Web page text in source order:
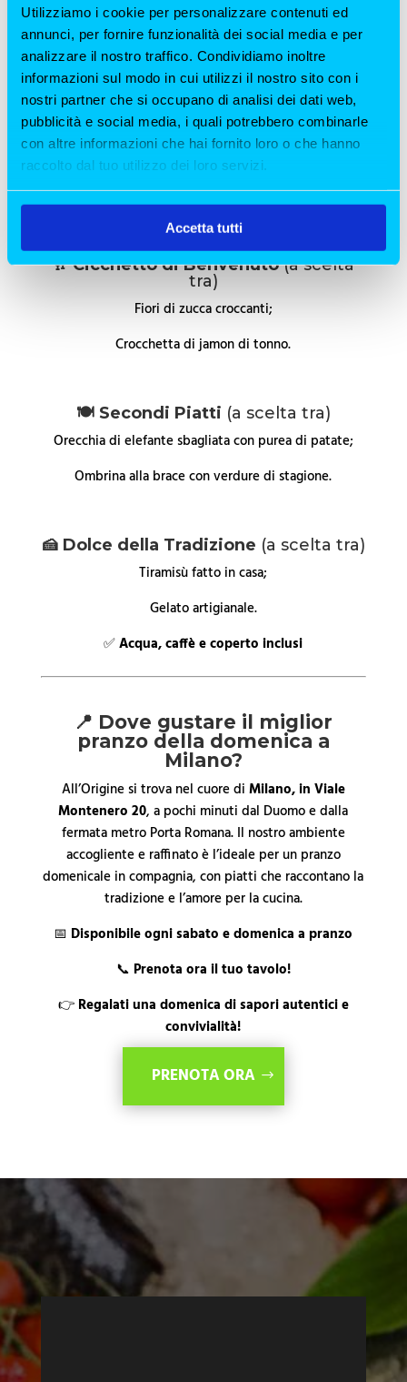
Utilizziamo i cookie per personalizzare contenuti ed
annunci, per fornire funzionalità dei social media e per
analizzare il nostro traffico. Condividiamo inoltre
informazioni sul modo in cui utilizzi il nostro sito con i
nostri partner che si occupano di analisi dei dati web,
pubblicità e social media, i quali potrebbero combinarle
con altre informazioni che hai fornito loro o che hanno
raccolto dal tuo utilizzo dei loro servizi.
Accetta tutti
✅Acqua, caffè e coperto inclusi
👉Prenota ora il tuo pranzo della domenica a
Milano!
Menù Pranzo Weekend –
Antipasto, Secondo e Dolce
Per chi ama i sapori decisi e la cucina di un tempo, con
piatti abbondanti e materie prime eccellenti.
🥂 Cicchetto di Benvenuto(a scelta
tra)
Fiori di zucca croccanti;
Crocchetta di jamon di tonno.
🍽️ Secondi Piatti (a scelta tra)
Orecchia di elefante sbagliata con purea di patate;
Ombrina alla brace con verdure di stagione.
🍰 Dolce della Tradizione (a scelta tra)
Tiramisù fatto in casa;
Gelato artigianale.
✅Acqua, caffè e coperto inclusi
📍 Dove gustare il miglior
pranzo della domenica a
Milano?
All’Origine si trova nel cuore di Milano, in Viale
Montenero 20, a pochi minuti dal Duomo e dalla
fermata metro Porta Romana. Il nostro ambiente
accogliente e raffinato è l’ideale per un pranzo
domenicale in compagnia, con piatti che raccontano la
tradizione e l’amore per la cucina.
📅 Disponibile ogni sabato e domenica a pranzo
📞 Prenota ora il tuo tavolo!
👉 Regalati una domenica di sapori autentici e
convivialità!
PRENOTA ORA